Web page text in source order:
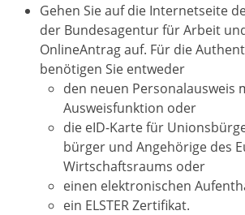
Gehen Sie auf die Internetseite
der Bundesagentur für Arbeit
OnlineAntrag auf. Für die
benötigen Sie entweder
den neuen Personalausweis
Ausweisfunktion oder
die eID-Karte für
bürger und Angehörige des
Wirtschaftsraums oder
einen elektronischen
ein ELSTER Zertifikat.